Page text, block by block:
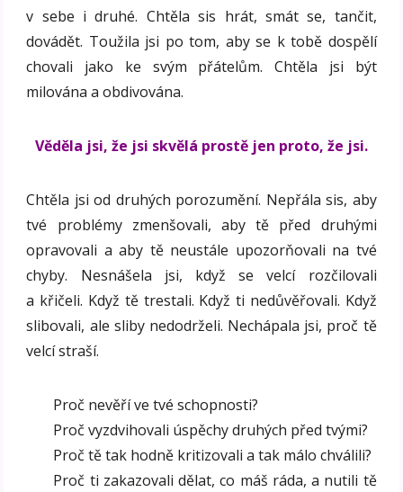
v sebe i druhé. Chtěla sis hrát, smát se, tančit,
dovádět. Toužila jsi po tom, aby se k tobě dospělí
chovali jako ke svým přátelům. Chtěla jsi být
milována a obdivována.
Věděla jsi, že jsi skvělá prostě jen proto, že jsi.
Chtěla jsi od druhých porozumění. Nepřála sis, aby
tvé problémy zmenšovali, aby tě před druhými
opravovali a aby tě neustále upozorňovali na tvé
chyby. Nesnášela jsi, když se velcí rozčilovali
a křičeli. Když tě trestali. Když ti nedůvěřovali. Když
slibovali, ale sliby nedodrželi. Nechápala jsi, proč tě
velcí straší.
Proč nevěří ve tvé schopnosti?
Proč vyzdvihovali úspěchy druhých před tvými?
Proč tě tak hodně kritizovali a tak málo chválili?
Proč ti zakazovali dělat, co máš ráda, a nutili tě